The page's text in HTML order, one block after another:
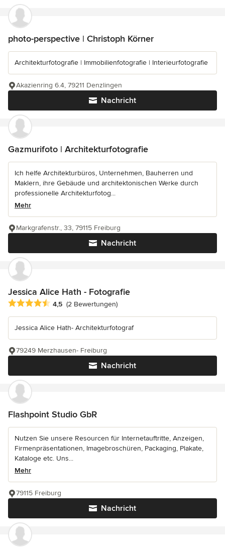
photo-perspective | Christoph Körner
Architekturfotografie | Immobilienfotografie | Interieurfotografie
Nachricht
Akazienring 6.4, 79211 Denzlingen
Gazmurifoto | Architekturfotografie
Ich helfe Architekturbüros, Unternehmen, Bauherren und
Maklern, ihre Gebäude und architektonischen Werke durch
professionelle Architekturfotog...
Mehr
Nachricht
Markgrafenstr., 33, 79115 Freiburg
Jessica Alice Hath - Fotografie
Durchschnittliche Bewertung: 4.5 von 5 Sternen
4,5 (2 Bewertungen)
Jessica Alice Hath- Architekturfotograf
Nachricht
79249 Merzhausen- Freiburg
Flashpoint Studio GbR
Nutzen Sie unsere Resourcen für Internetauftritte, Anzeigen,
Firmenpräsentationen, Imagebroschüren, Packaging, Plakate,
Kataloge etc. Uns...
Mehr
Nachricht
79115 Freiburg